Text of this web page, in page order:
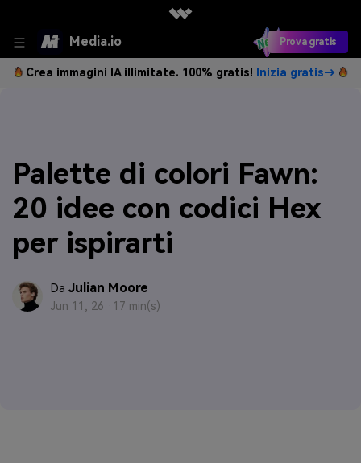
Media.io Prova gratis
Crea immagini IA illimitate. 100% gratis! Inizia gratis→
Palette di colori Fawn:
20 idee con codici Hex
per ispirarti
Da Julian Moore
Jun 11, 26 · 17 min(s)